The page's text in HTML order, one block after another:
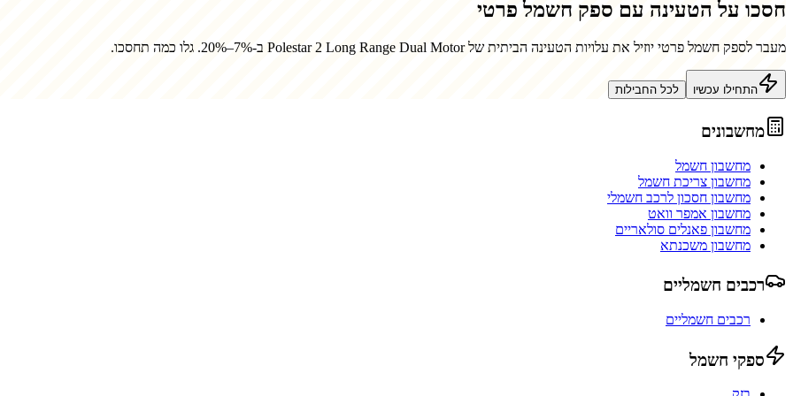
חסכו על הטעינה עם ספק חשמל פרטי
מעבר לספק חשמל פרטי יוזיל את עלויות הטעינה הביתית שלPolestar 2 Long Range Dual Motor ב-7%–20%. גלו כמה תחסכו.
התחילו עכשיו לכל החבילות
מחשבונים
מחשבון חשמל
מחשבון צריכת חשמל
מחשבון חסכון לרכב חשמלי
מחשבון אמפר וואט
מחשבון פאנלים סולאריים
מחשבון משכנתא
רכבים חשמליים
רכבים חשמליים
ספקי חשמל